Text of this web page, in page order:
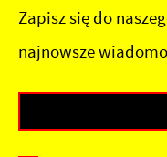
Zapisz się do
najnowsze